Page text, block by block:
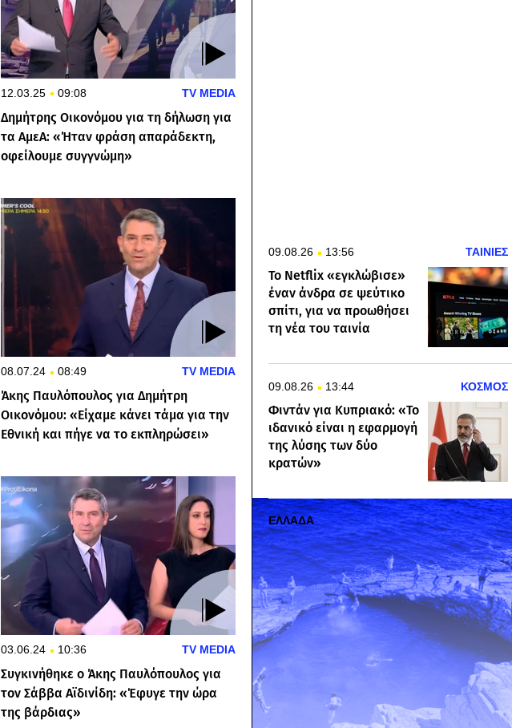
12.03.25 09:08 TV MEDIA
Δημήτρης Οικονόμου για τη δήλωση για
τα ΑμεΑ: «Ήταν φράση απαράδεκτη,
οφείλουμε συγγνώμη»
08.07.24 08:49 TV MEDIA
Άκης Παυλόπουλος για Δημήτρη
Οικονόμου: «Είχαμε κάνει τάμα για την
Εθνική και πήγε να το εκπληρώσει»
03.06.24 10:36 TV MEDIA
Συγκινήθηκε ο Άκης Παυλόπουλος για
τον Σάββα Αϊδινίδη: «Έφυγε την ώρα
της βάρδιας»
09.08.26 13:56 ΤΑΙΝΙΕΣ
Το Netflix «εγκλώβισε»
έναν άνδρα σε ψεύτικο
σπίτι, για να προωθήσει
τη νέα του ταινία
09.08.26 13:44 ΚΟΣΜΟΣ
Φιντάν για Κυπριακό: «Το
ιδανικό είναι η εφαρμογή
της λύσης των δύο
κρατών»
ΕΛΛΑΔΑ